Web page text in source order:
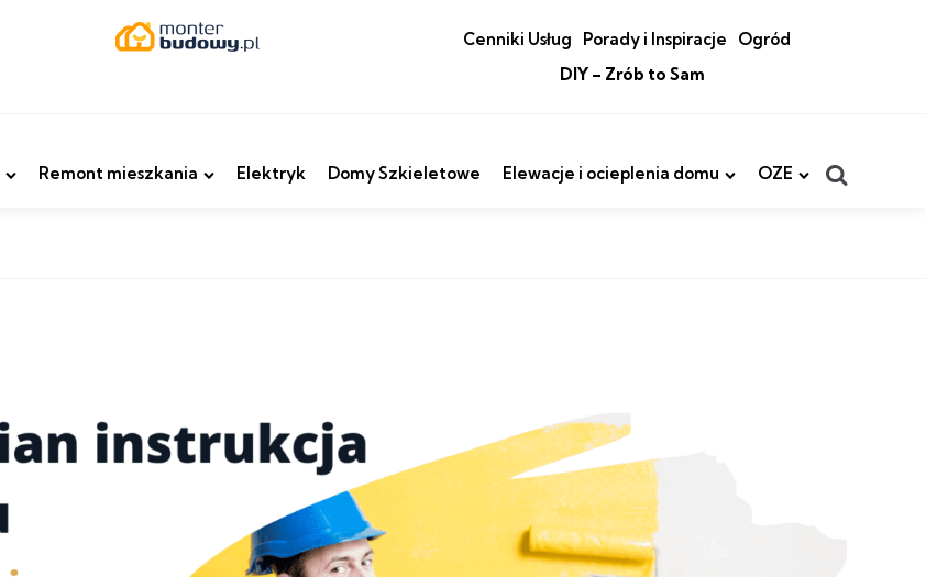
Cenniki Usług Porady i Inspiracje
Ogród
DIY – Zrób to Sam
Remont mieszkania Elektryk Domy Szkieletowe Elewacje i ocieplenia domu OZE